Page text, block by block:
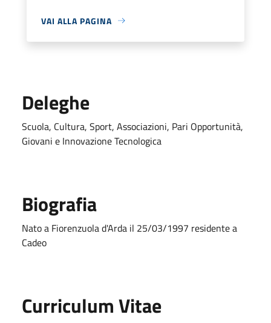
VAI ALLA PAGINA
Deleghe
Scuola, Cultura, Sport, Associazioni, Pari Opportunità,
Giovani e Innovazione Tecnologica
Biografia
Nato a Fiorenzuola d'Arda il 25/03/1997 residente a
Cadeo
Curriculum Vitae